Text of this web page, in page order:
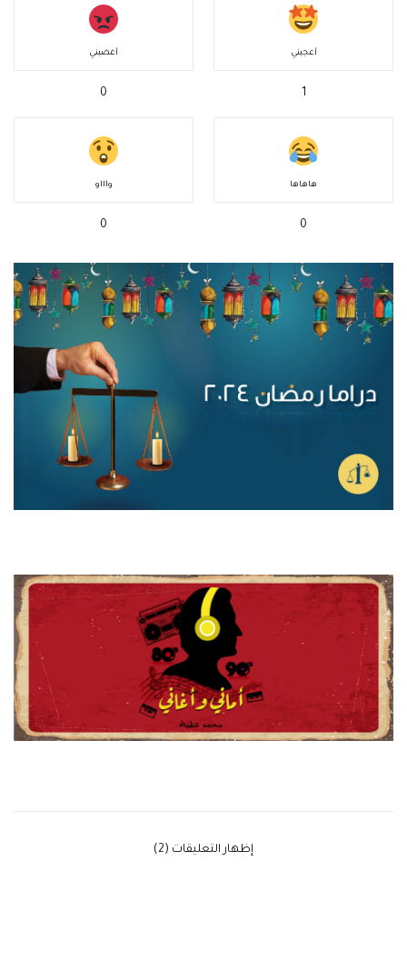
أعجبني
1
أغضبني
0
هاهاها
0
واااو
0
‫إظهار التعليقات (2)